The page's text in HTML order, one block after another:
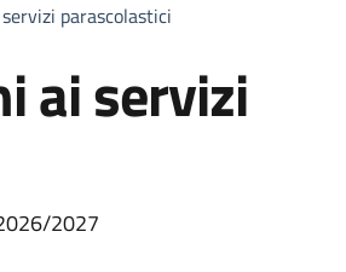
parascolastici
ai servizi
2027